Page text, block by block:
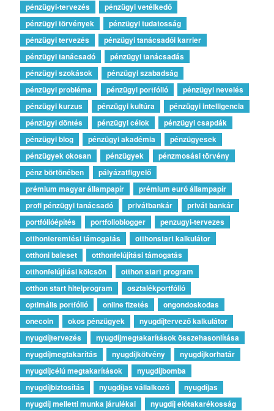
pénzügyi-tervezés
pénzügyi vetélkedő
pénzügyi törvények
pénzügyi tudatosság
pénzügyi tervezés
pénzügyi tanácsadói karrier
pénzügyi tanácsadó
pénzügyi tanácsadás
pénzügyi szokások
pénzügyi szabadság
pénzügyi probléma
pénzügyi portfólió
pénzügyi nevelés
pénzügyi kurzus
pénzügyi kultúra
pénzügyi intelligencia
pénzügyi döntés
pénzügyi célok
pénzügyi csapdák
pénzügyi blog
pénzügyi akadémia
pénzügyesek
pénzügyek okosan
pénzügyek
pénzmosási törvény
pénz börtönében
pályázatfigyelő
prémium magyar állampapír
prémium euró állampapír
profi pénzügyi tanácsadó
privátbankár
privát bankár
portfólióépítés
portfolioblogger
penzugyi-tervezes
otthonteremtési támogatás
otthonstart kalkulátor
otthoni baleset
otthonfelújítási támogatás
otthonfelújítási kölcsön
otthon start program
otthon start hitelprogram
osztalékportfólió
optimális portfólió
online fizetés
ongondoskodas
onecoin
okos pénzügyek
nyugdíjtervező kalkulátor
nyugdíjtervezés
nyugdíjmegtakarítások összehasonlítása
nyugdíjmegtakarítás
nyugdíjkötvény
nyugdíjkorhatár
nyugdíjcélú megtakarítások
nyugdíjbomba
nyugdíjbiztosítás
nyugdíjas vállalkozó
nyugdíjas
nyugdíj melletti munka járulékai
nyugdíj előtakarékosság